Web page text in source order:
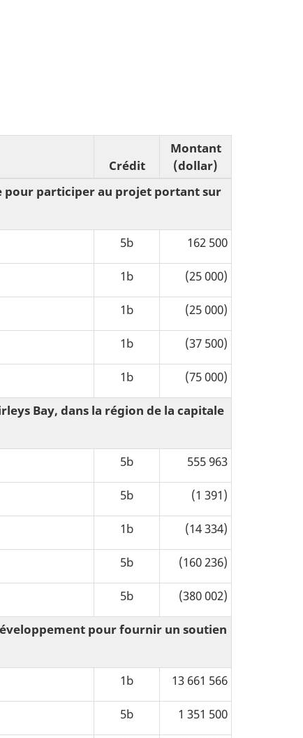
Crédit
Montant
(dollar)
pour participer au projet portant sur
5b
162 500
1b
(25 000)
1b
(25 000)
1b
(37 500)
1b
(75 000)
Bay, dans la région de la capitale
5b
555 963
5b
(1 391)
1b
(14 334)
5b
(160 236)
5b
(380 002)
pour fournir un soutien
1b
13 661 566
5b
1 351 500